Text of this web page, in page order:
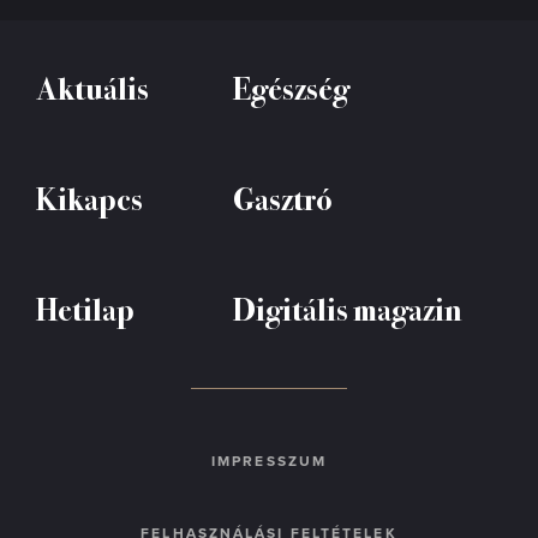
Aktuális Egészség
Kikapcs Gasztró
Hetilap Digitális magazin
IMPRESSZUM
FELHASZNÁLÁSI FELTÉTELEK